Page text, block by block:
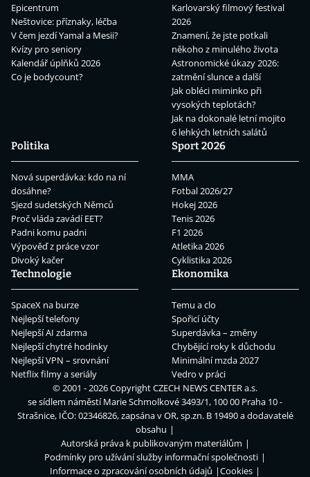
Epicentrum
Neštovice: příznaky, léčba
V čem jezdí Yamal a Mesii?
Kvízy pro seniory
Kalendář úplňků 2026
Co je bodycount?
Karlovarský filmový festival
2026
Znamení, že jste potkali
někoho z minulého života
Astronomické úkazy 2026:
zatmění slunce a další
Jak obléci miminko při
vysokých teplotách?
Jak na dokonalé letní mojito
6 lehkých letních salátů
Politika
Nová superdávka: kdo na ní
dosáhne?
Sjezd sudetských Němců
Proč vláda zavádí EET?
Padni komu padni
Výpověď z práce vzor
Divoký kačer
Sport 2026
MMA
Fotbal 2026/27
Hokej 2026
Tenis 2026
F1 2026
Atletika 2026
Cyklistika 2026
Technologie
SpaceX na burze
Nejlepší telefony
Nejlepší AI zdarma
Nejlepší chytré hodinky
Nejlepší VPN – srovnání
Netflix filmy a seriály
Ekonomika
Temu a clo
Spořicí účty
Superdávka – změny
Chybějící roky k důchodu
Minimální mzda 2027
Vedro v práci
© 2001 - 2026 CopyrightCZECH NEWS CENTER a.s.
se sídlem náměstí Marie Schmolkové 3493/1, 100 00 Praha 10 -
Strašnice, IČO: 02346826, zapsána v OR, sp.zn. B 19490 a dodavatelé
obsahu
Autorská práva k publikovaným materiálům
Podmínky pro užívání služby informační společnosti
Informace o zpracování osobních údajů
Cookies